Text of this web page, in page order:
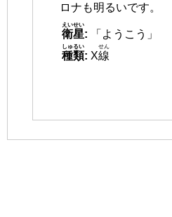
ロナも明るいです。
衛星
えいせい
:
「ようこう」
種類
しゅるい
: X線
せん